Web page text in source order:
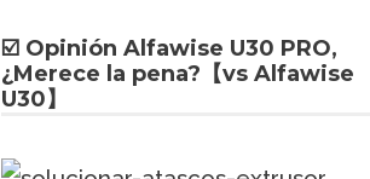
☑️ Opinión Alfawise U30 PRO,
¿Merece la pena?【vs Alfawise
U30】